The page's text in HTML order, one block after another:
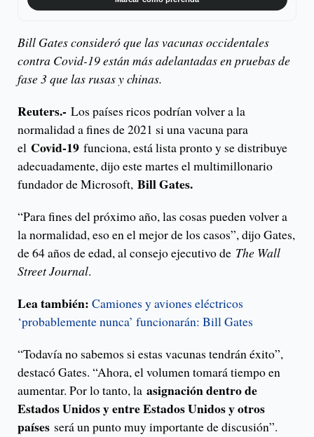
Bill Gates consideró que las vacunas occidentales
contra Covid-19 están más adelantadas en pruebas de
fase 3 que las rusas y chinas.
Reuters.- Los países ricos podrían volver a la
normalidad a fines de 2021 si una vacuna para
el Covid-19 funciona, está lista pronto y se distribuye
adecuadamente, dijo este martes el multimillonario
fundador de Microsoft, Bill Gates.
“Para fines del próximo año, las cosas pueden volver a
la normalidad, eso en el mejor de los casos”, dijo Gates,
de 64 años de edad, al consejo ejecutivo de The Wall
Street Journal.
Lea también: Camiones y aviones eléctricos
‘probablemente nunca’ funcionarán: Bill Gates
“Todavía no sabemos si estas vacunas tendrán éxito”,
destacó Gates. “Ahora, el volumen tomará tiempo en
aumentar. Por lo tanto, la asignación dentro de
Estados Unidos y entre Estados Unidos y otros
países será un punto muy importante de discusión”.